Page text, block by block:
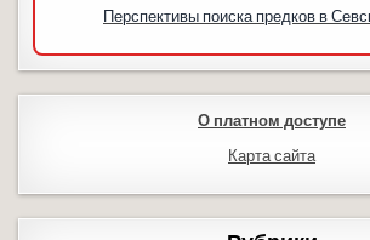
Перспективы поиска предков в
О платном доступе
Карта сайта